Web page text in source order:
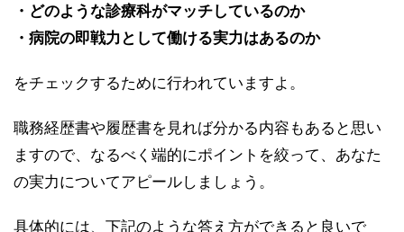
・どのような診療科がマッチしているのか
・病院の即戦力として働ける実力はあるのか
をチェックするために行われていますよ。
職務経歴書や履歴書を見れば分かる内容もあると思い
ますので、なるべく端的にポイントを絞って、あなた
の実力についてアピールしましょう。
具体的には、下記のような答え方ができると良いで